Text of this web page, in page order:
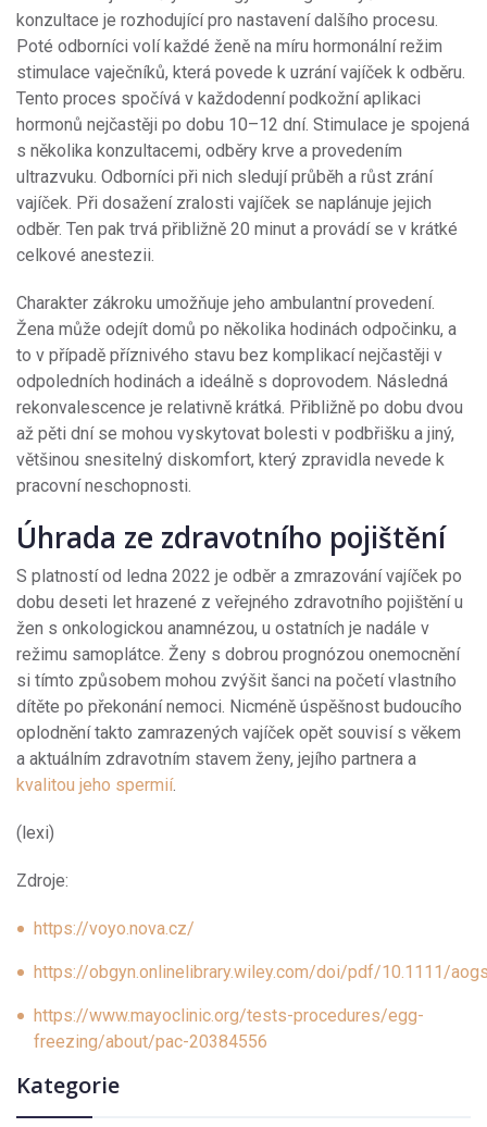
konzultace je rozhodující pro nastavení dalšího procesu.
Poté odborníci volí každé ženě na míru hormonální režim
stimulace vaječníků, která povede k uzrání vajíček k odběru.
Tento proces spočívá v každodenní podkožní aplikaci
hormonů nejčastěji po dobu 10–12 dní. Stimulace je spojená
s několika konzultacemi, odběry krve a provedením
ultrazvuku. Odborníci při nich sledují průběh a růst zrání
vajíček. Při dosažení zralosti vajíček se naplánuje jejich
odběr. Ten pak trvá přibližně 20 minut a provádí se v krátké
celkové anestezii.
Charakter zákroku umožňuje jeho ambulantní provedení.
Žena může odejít domů po několika hodinách odpočinku, a
to v případě příznivého stavu bez komplikací nejčastěji v
odpoledních hodinách a ideálně s doprovodem. Následná
rekonvalescence je relativně krátká. Přibližně po dobu dvou
až pěti dní se mohou vyskytovat bolesti v podbřišku a jiný,
většinou snesitelný diskomfort, který zpravidla nevede k
pracovní neschopnosti.
Úhrada ze zdravotního pojištění
S platností od ledna 2022 je odběr a zmrazování vajíček po
dobu deseti let hrazené z veřejného zdravotního pojištění u
žen s onkologickou anamnézou, u ostatních je nadále v
režimu samoplátce. Ženy s dobrou prognózou onemocnění
si tímto způsobem mohou zvýšit šanci na početí vlastního
dítěte po překonání nemoci. Nicméně úspěšnost budoucího
oplodnění takto zamrazených vajíček opět souvisí s věkem
a aktuálním zdravotním stavem ženy, jejího partnera a
kvalitou jeho spermií.
(lexi)
Zdroje:
https://voyo.nova.cz/
https://obgyn.onlinelibrary.wiley.com/doi/pdf/10.1111/
https://www.mayoclinic.org/tests-procedures/egg-
freezing/about/pac-20384556
Kategorie